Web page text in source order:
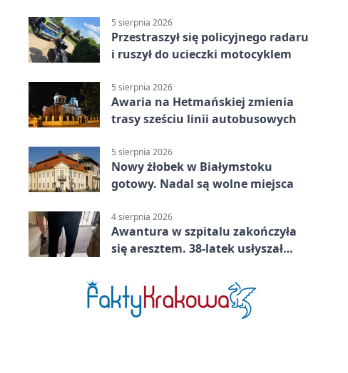
5 sierpnia 2026
Przestraszył się policyjnego radaru
i ruszył do ucieczki motocyklem
5 sierpnia 2026
Awaria na Hetmańskiej zmienia
trasy sześciu linii autobusowych
5 sierpnia 2026
Nowy żłobek w Białymstoku
gotowy. Nadal są wolne miejsca
4 sierpnia 2026
Awantura w szpitalu zakończyła
się aresztem. 38-latek usłyszał